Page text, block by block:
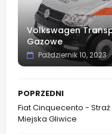
Volkswagen
Gazowe
Październik 10, 2023
POPRZEDNI
Fiat Cinquecento - Straż
Miejska Gliwice